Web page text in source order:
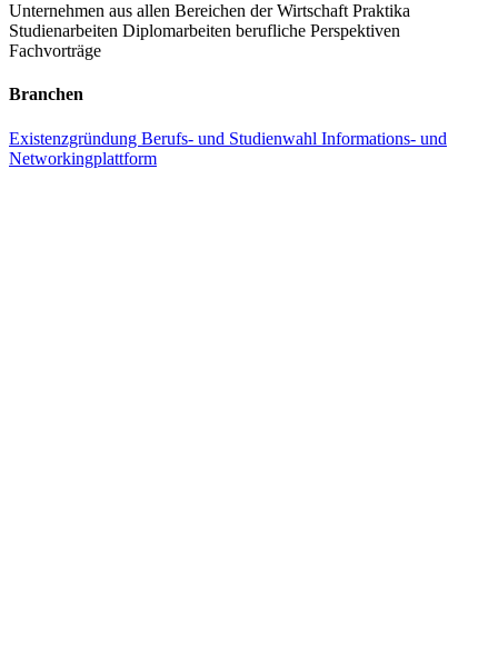
Unternehmen aus allen Bereichen der Wirtschaft Praktika
Studienarbeiten Diplomarbeiten berufliche Perspektiven
Fachvorträge
Branchen
Existenzgründung Berufs- und Studienwahl Informations- und
Networkingplattform